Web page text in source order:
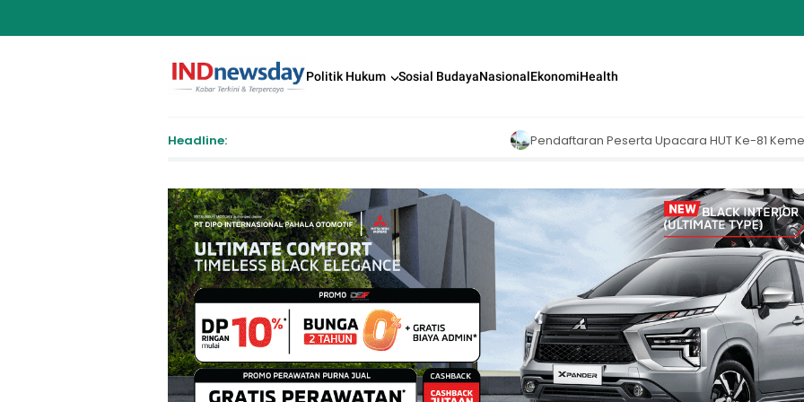
Politik Hukum Sosial BudayaNasionalEkonomiHealth
Headline: Pendaftaran Peserta Upacara HUT Ke-81 Kemerdekaan RI di Istana